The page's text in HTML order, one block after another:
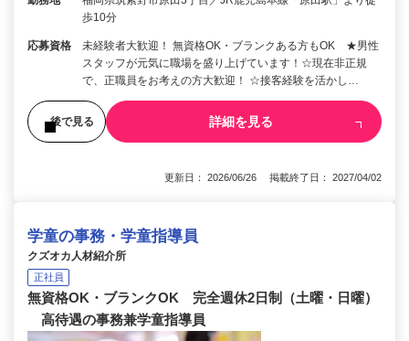
歩10分
応募資格
未経験者大歓迎！ 無資格OK・ブランクある方もOK ★男性
スタッフが元気に職場を盛り上げています！☆現在非正規
で、正職員をお考えの方大歓迎！ ☆接客経験を活かし…
後で見る 詳細を見る
更新日： 2026/06/26 掲載終了日： 2027/04/02
学童の事務・学童指導員
クズオカ人材紹介所
正社員
無資格OK・ブランクOK 完全週休2日制（土曜・日曜）
高待遇の事務兼学童指導員